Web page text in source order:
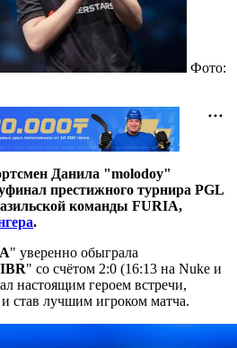
Фото:
Данила "molodoy"
престижного турнира PGL
команды FURIA,
.
" уверенно обыграла
" со счётом 2:0 (16:13 на Nuke и
настоящим героем встречи,
став лучшим игроком матча.